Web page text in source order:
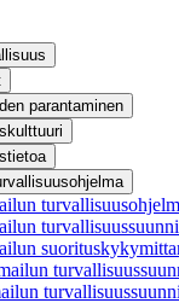
parantaminen